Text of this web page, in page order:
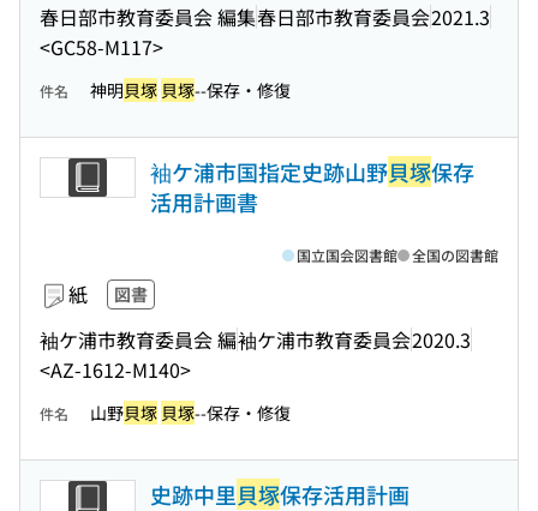
春日部市教育委員会 編集春日部市教育委員会2021.3
<GC58-M117>
件名 神明貝塚 貝塚--保存・修復
袖ケ浦市国指定史跡山野貝塚保存
活用計画書
紙 図書
袖ケ浦市教育委員会 編袖ケ浦市教育委員会2020.3
<AZ-1612-M140>
国立国会図書館 全国の図書館
件名 山野貝塚 貝塚--保存・修復
史跡中里貝塚保存活用計画